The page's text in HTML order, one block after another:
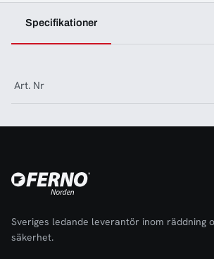
Specifikationer
Art. Nr
Sveriges ledande leverantör inom räddning
säkerhet.